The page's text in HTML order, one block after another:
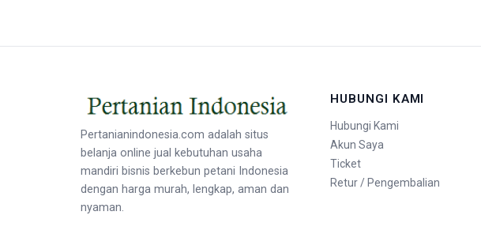
Pertanianindonesia.com adalah situs
belanja online jual kebutuhan usaha
mandiri bisnis berkebun petani Indonesia
dengan harga murah, lengkap, aman dan
nyaman.
HUBUNGI KAMI
Hubungi Kami
Akun Saya
Ticket
Retur / Pengembalian